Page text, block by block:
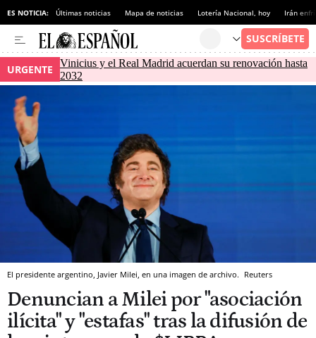
ES NOTICIA: Últimas noticias Mapa de noticias Lotería Nacional, hoy Irán
URGENTE
Vinicius y el Real Madrid acuerdan su renovación hasta
2032
El presidente argentino, Javier Milei, en una imagen de archivo. Reuters
Denuncian a Milei por "asociación
ilícita" y "estafas" tras la difusión de